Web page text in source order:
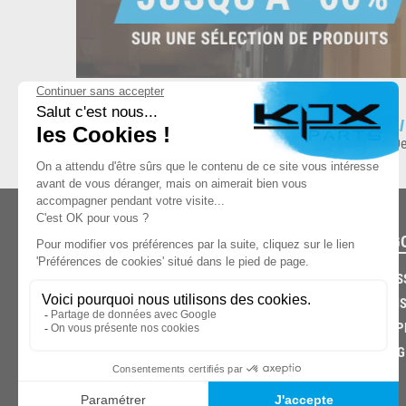
ESPACE DE STOCKAGE
8.500 produits en stock
03.85.32.96.74
© 2026 - KPX PARTS - SITE CRÉÉ PARLET'S CLIC